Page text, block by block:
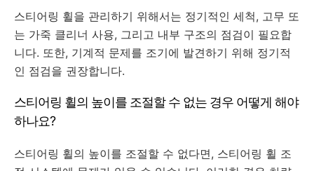
스티어링 휠을 관리하기 위해서는 정기적인 세척, 고무 또
는 가죽 클리너 사용, 그리고 내부 구조의 점검이 필요합
니다. 또한, 기계적 문제를 조기에 발견하기 위해 정기적
인 점검을 권장합니다.
스티어링 휠의 높이를 조절할 수 없는 경우 어떻게 해야
하나요?
스티어링 휠의 높이를 조절할 수 없다면, 스티어링 휠 조